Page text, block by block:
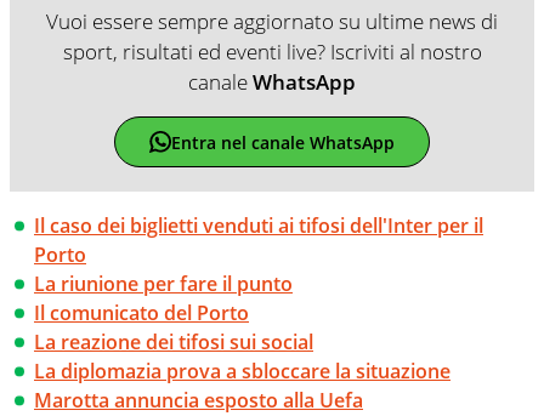
Vuoi essere sempre aggiornato su ultime news di
sport, risultati ed eventi live? Iscriviti al nostro
canaleWhatsApp
Entra nel canale WhatsApp
Il caso dei biglietti venduti ai tifosi dell'Inter per il
Porto
La riunione per fare il punto
Il comunicato del Porto
La reazione dei tifosi sui social
La diplomazia prova a sbloccare la situazione
Marotta annuncia esposto alla Uefa